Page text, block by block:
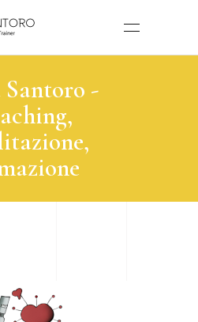
Santoro -